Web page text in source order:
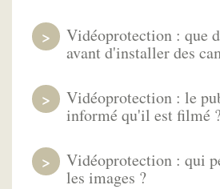
Vidéoprotection : que
avant d'installer des
Vidéoprotection : le
informé qu'il est filmé
Vidéoprotection : qui
les images ?